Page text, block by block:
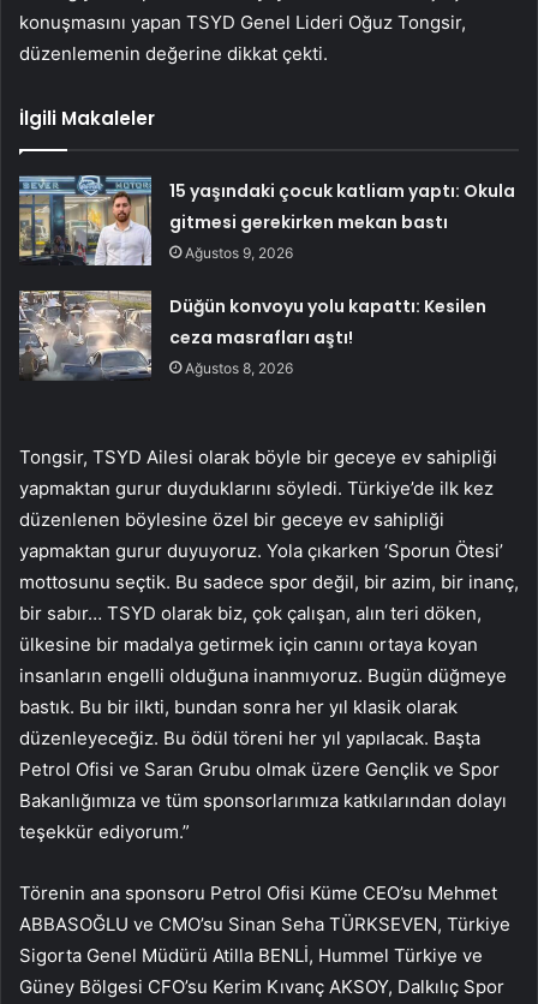
konuşmasını yapan TSYD Genel Lideri Oğuz Tongsir,
düzenlemenin değerine dikkat çekti.
İlgili Makaleler
15 yaşındaki çocuk katliam yaptı: Okula
gitmesi gerekirken mekan bastı
Ağustos 9, 2026
Düğün konvoyu yolu kapattı: Kesilen
ceza masrafları aştı!
Ağustos 8, 2026
Tongsir, TSYD Ailesi olarak böyle bir geceye ev sahipliği
yapmaktan gurur duyduklarını söyledi. Türkiye’de ilk kez
düzenlenen böylesine özel bir geceye ev sahipliği
yapmaktan gurur duyuyoruz. Yola çıkarken ‘Sporun Ötesi’
mottosunu seçtik. Bu sadece spor değil, bir azim, bir inanç,
bir sabır… TSYD olarak biz, çok çalışan, alın teri döken,
ülkesine bir madalya getirmek için canını ortaya koyan
insanların engelli olduğuna inanmıyoruz. Bugün düğmeye
bastık. Bu bir ilkti, bundan sonra her yıl klasik olarak
düzenleyeceğiz. Bu ödül töreni her yıl yapılacak. Başta
Petrol Ofisi ve Saran Grubu olmak üzere Gençlik ve Spor
Bakanlığımıza ve tüm sponsorlarımıza katkılarından dolayı
teşekkür ediyorum.”
Törenin ana sponsoru Petrol Ofisi Küme CEO’su Mehmet
ABBASOĞLU ve CMO’su Sinan Seha TÜRKSEVEN, Türkiye
Sigorta Genel Müdürü Atilla BENLİ, Hummel Türkiye ve
Güney Bölgesi CFO’su Kerim Kıvanç AKSOY, Dalkılıç Spor